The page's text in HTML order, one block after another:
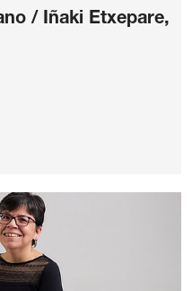
/ Iñaki Etxepare,